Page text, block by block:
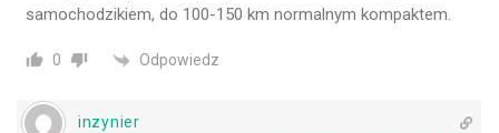
samochodzikiem, do 100-150 km normalnym kompaktem.
0 Odpowiedz
inzynier